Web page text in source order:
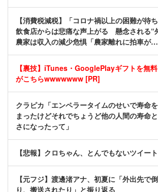
【消費税減税】「コロナ禍以上の困難が待
飲食店からは悲痛な声上がる 懸念される
農家は収入の減少危惧「農家離れに拍車が…
【裏技】iTunes・GooglePlayギフトを無
がこちらwwwwwww [PR]
クラピカ「エンペラータイムのせいで寿命
まったけどそれでちょうど他の人間の寿命
さになったって」
【悲報】クロちゃん、とんでもないツイー
【元フジ】渡邊渚アナ、初夏に「外出先で
り、搬送されたり」と振り返る